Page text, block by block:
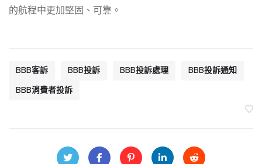
的航程中更加堅固、可靠。
BBB客訴 BBB投訴 BBB投訴處理
BBB投訴通知
BBB消費者投訴